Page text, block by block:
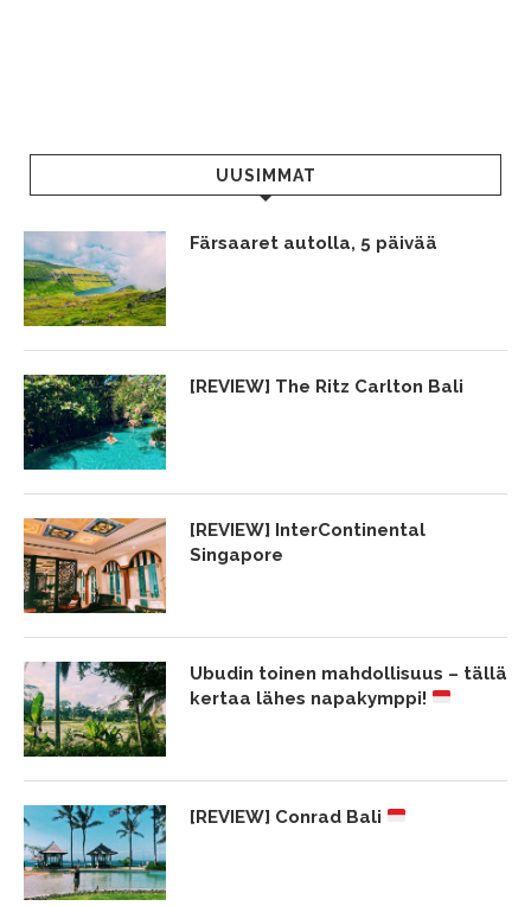
UUSIMMAT
Färsaaret autolla, 5 päivää
[REVIEW] The Ritz Carlton Bali
[REVIEW] InterContinental
Singapore
Ubudin toinen mahdollisuus – tällä
kertaa lähes napakymppi!
[REVIEW] Conrad Bali